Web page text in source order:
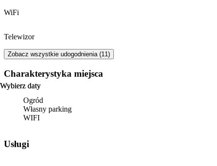
Wybierz daty
Wybierz daty
WiFi
Telewizor
Zobacz wszystkie udogodnienia (11)
Charakterystyka miejsca
Ogród
Własny parking
WIFI
Usługi